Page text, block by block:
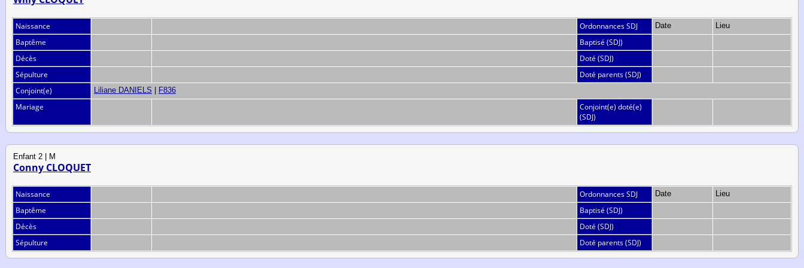
Naissance Ordonnances SDJ Date Lieu
Baptême
Baptisé (SDJ)
Décès
Doté (SDJ)
Sépulture
Doté parents (SDJ)
Conjoint(e)
Liliane DANIELS F836
Mariage
Conjoint(e) doté(e)
(SDJ)
Enfant 2 | M
Conny CLOQUET
Naissance Ordonnances SDJ Date Lieu
Baptême
Baptisé (SDJ)
Décès
Doté (SDJ)
Sépulture
Doté parents (SDJ)